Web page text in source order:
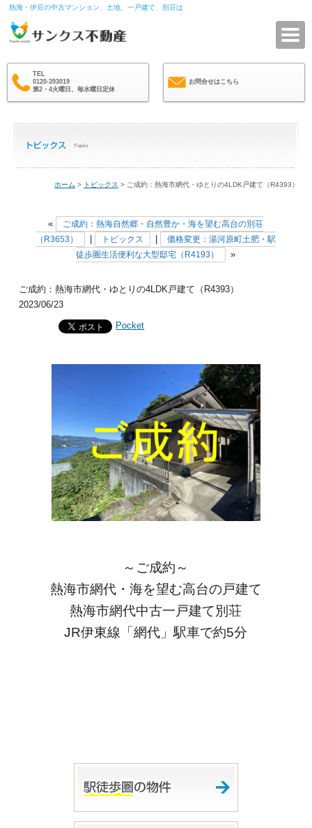
熱海・伊豆の中古マンション、土地、一戸建て、別荘は
TEL
0120-393019
第2・4火曜日、毎水曜日定休
お問合せはこちら
ホーム > トピックス > ご成約：熱海市網代・ゆとりの4LDK戸建て（R4393）
«
ご成約：熱海自然郷・自然豊か・海を望む高台の別荘
（R3653）
トピックス
価格変更：湯河原町土肥・駅
徒歩圏生活便利な大型邸宅（R4193）
»
ご成約：熱海市網代・ゆとりの4LDK戸建て（R4393）
2023/06/23
Pocket
～ご成約～
熱海市網代・海を望む高台の戸建て
熱海市網代中古一戸建て別荘
JR伊東線「網代」駅車で約5分